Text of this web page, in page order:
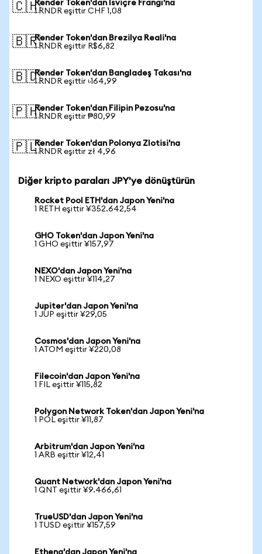
🇨🇭Render Token'dan İsviçre Frangı'na
1 RNDR eşittir CHF 1,08
🇧🇷Render Token'dan Brezilya Reali'na
1 RNDR eşittir R$6,82
🇧🇩Render Token'dan Bangladeş Takası'na
1 RNDR eşittir ৳164,99
🇵🇭Render Token'dan Filipin Pezosu'na
1 RNDR eşittir ₱80,99
🇵🇱Render Token'dan Polonya Zlotisi'na
1 RNDR eşittir zł 4,96
Diğer kripto paraları JPY'ye dönüştürün
Rocket Pool ETH'dan Japon Yeni'na
1 RETH eşittir ¥352.642,54
GHO Token'dan Japon Yeni'na
1 GHO eşittir ¥157,97
NEXO'dan Japon Yeni'na
1 NEXO eşittir ¥114,27
Jupiter'dan Japon Yeni'na
1 JUP eşittir ¥29,05
Cosmos'dan Japon Yeni'na
1 ATOM eşittir ¥220,08
Filecoin'dan Japon Yeni'na
1 FIL eşittir ¥115,82
Polygon Network Token'dan Japon Yeni'na
1 POL eşittir ¥11,87
Arbitrum'dan Japon Yeni'na
1 ARB eşittir ¥12,41
Quant Network'dan Japon Yeni'na
1 QNT eşittir ¥9.466,61
TrueUSD'dan Japon Yeni'na
1 TUSD eşittir ¥157,59
Ethena'dan Japon Yeni'na